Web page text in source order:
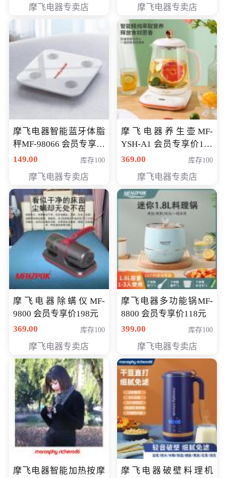
摩飞电器专卖店 摩飞电器专卖店
摩飞电器智能蓝牙体脂
秤MF-98066 会员专享价
98元
149.00 库存100
摩飞电器专卖店
摩飞电器养生壶MF-
YSH-A1 会员专享价198
元
369.00 库存100
摩飞电器专卖店
摩飞电器除螨仪MF-
9800 会员专享价198元
369.00
库存100
摩飞电器专卖店
摩飞电器多功能锅MF-
8800 会员专享价118元
399.00
库存100
摩飞电器专卖店
摩飞电器智能加热按摩
摩飞电器破壁料理机